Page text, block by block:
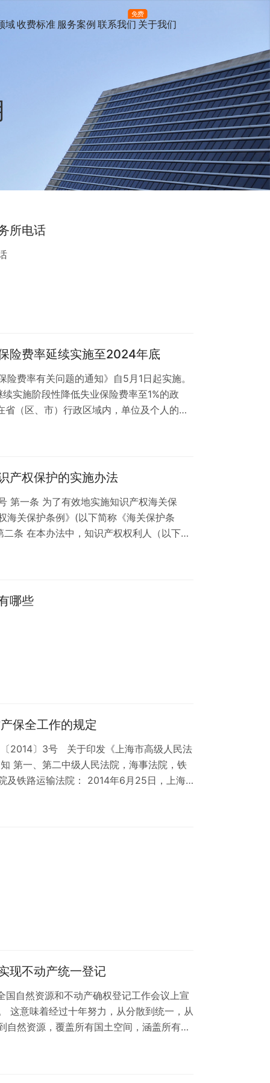
域收费标准 服务案例 联系我们
免费
关于我们
所电话
险费率延续实施至2024年底
险费率有关问题的通知》自5月1日起实施。
实施阶段性降低失业保险费率至1%的政
（区、市）行政区域内，单位及个人的费
费率。自2023年5月1日起，按照有关实施
产权保护的实施办法
第一条 为了有效地实施知识产权海关保
海关保护条例》(以下简称《海关保护条
条 在本办法中，知识产权权利人（以下简
权法》第九条所称的著作权人及著作权专
关手续时就货物的知识产权状况进行补充
哪些
保全工作的规定
〔2014〕3号 关于印发《上海市高级人民法
第一、第二中级人民法院，海事法院，铁
及铁路运输法院： 2014年6月25日，上海
《上海市高级人民法院关于财产保全工作
年7月31日…
现不动产统一登记
自然资源和不动产确权登记工作会议上宣
这意味着经过十年努力，从分散到统一，从
自然资源，覆盖所有国土空间，涵盖所有不
立。 我国以民法典为统领，以《不动产登